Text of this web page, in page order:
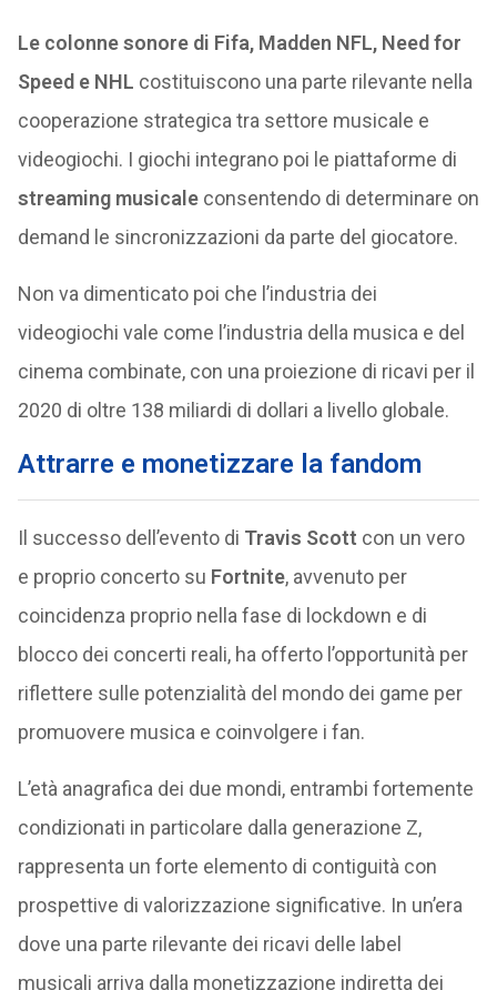
Le colonne sonore di Fifa, Madden NFL, Need for
Speed e NHL costituiscono una parte rilevante nella
cooperazione strategica tra settore musicale e
videogiochi. I giochi integrano poi le piattaforme di
streaming musicaleconsentendo di determinare on
demand le sincronizzazioni da parte del giocatore.
Non va dimenticato poi che l’industria dei
videogiochi vale come l’industria della musica e del
cinema combinate, con una proiezione di ricavi per il
2020 di oltre 138 miliardi di dollari a livello globale.
Attrarre e monetizzare la fandom
Il successo dell’evento di Travis Scott con un vero
e proprio concerto su Fortnite, avvenuto per
coincidenza proprio nella fase di lockdown e di
blocco dei concerti reali, ha offerto l’opportunità per
riflettere sulle potenzialità del mondo dei game per
promuovere musica e coinvolgere i fan.
L’età anagrafica dei due mondi, entrambi fortemente
condizionati in particolare dalla generazione Z,
rappresenta un forte elemento di contiguità con
prospettive di valorizzazione significative. In un’era
dove una parte rilevante dei ricavi delle label
musicali arriva dalla monetizzazione indiretta dei